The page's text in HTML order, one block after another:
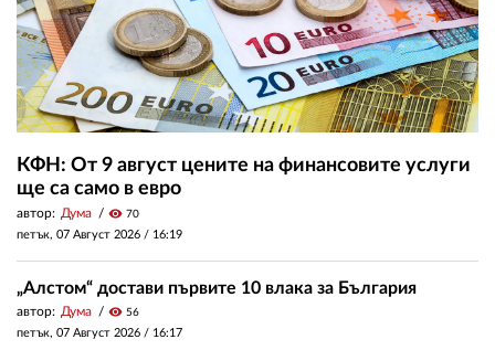
КФН: От 9 август цените на финансовите услуги
ще са само в евро
автор: Дума visibility 70
петък, 07 Август 2026 / 16:19
„Алстом“ достави първите 10 влака за България
автор: Дума visibility 56
петък, 07 Август 2026 / 16:17